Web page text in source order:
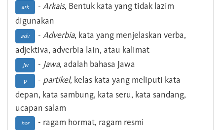
ark - Arkais, Bentuk kata yang tidak lazim
digunakan
adv - Adverbia, kata yang menjelaskan verba,
adjektiva, adverbia lain, atau kalimat
Jw - Jawa, adalah bahasa Jawa
p - partikel, kelas kata yang meliputi kata
depan, kata sambung, kata seru, kata sandang,
ucapan salam
hor - ragam hormat, ragam resmi